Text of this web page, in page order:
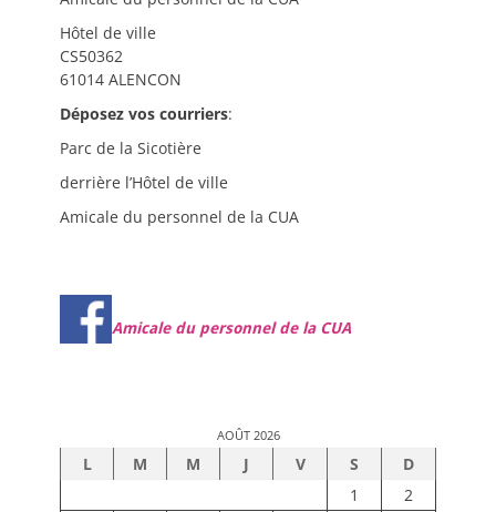
Hôtel de ville
CS50362
61014 ALENCON
Déposez vos courriers:
Parc de la Sicotière
derrière l’Hôtel de ville
Amicale du personnel de la CUA
Amicale du personnel de la CUA
AOÛT 2026
L M M J V S
D
1
2